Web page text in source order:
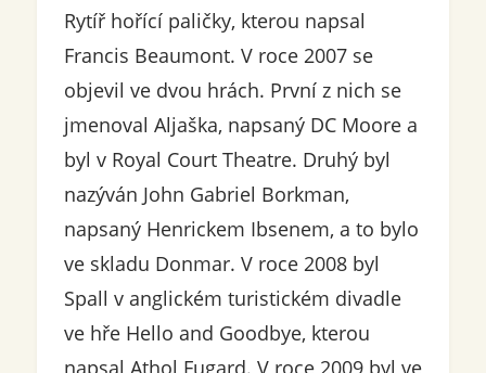
Rytíř hořící paličky, kterou napsal
Francis Beaumont. V roce 2007 se
objevil ve dvou hrách. První z nich se
jmenoval Aljaška, napsaný DC Moore a
byl v Royal Court Theatre. Druhý byl
nazýván John Gabriel Borkman,
napsaný Henrickem Ibsenem, a to bylo
ve skladu Donmar. V roce 2008 byl
Spall v anglickém turistickém divadle
ve hře Hello and Goodbye, kterou
napsal Athol Fugard. V roce 2009 byl ve